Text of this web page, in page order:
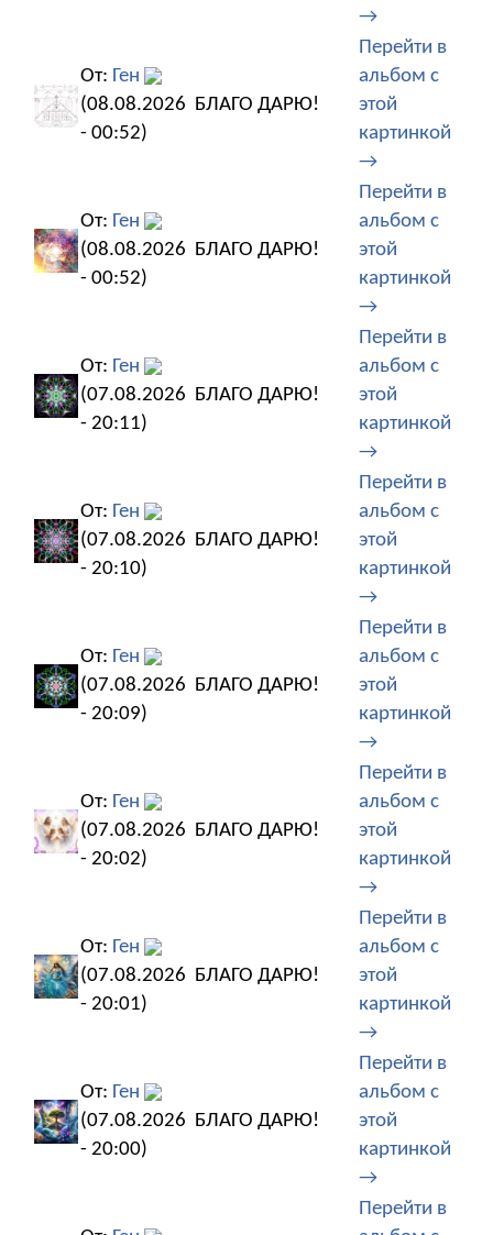
→
От: Ген
(08.08.2026
- 00:52)
БЛАГО ДАРЮ!
Перейти в
альбом с
этой
картинкой
→
От: Ген
(08.08.2026
- 00:52)
БЛАГО ДАРЮ!
Перейти в
альбом с
этой
картинкой
→
От: Ген
(07.08.2026
- 20:11)
БЛАГО ДАРЮ!
Перейти в
альбом с
этой
картинкой
→
От: Ген
(07.08.2026
- 20:10)
БЛАГО ДАРЮ!
Перейти в
альбом с
этой
картинкой
→
От: Ген
(07.08.2026
- 20:09)
БЛАГО ДАРЮ!
Перейти в
альбом с
этой
картинкой
→
От: Ген
(07.08.2026
- 20:02)
БЛАГО ДАРЮ!
Перейти в
альбом с
этой
картинкой
→
От: Ген
(07.08.2026
- 20:01)
БЛАГО ДАРЮ!
Перейти в
альбом с
этой
картинкой
→
От: Ген
(07.08.2026
- 20:00)
БЛАГО ДАРЮ!
Перейти в
альбом с
этой
картинкой
→
Перейти в